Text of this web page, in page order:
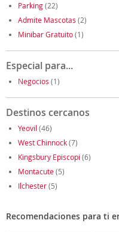
Parking(22)
Admite Mascotas (2)
Minibar Gratuito(1)
Especial para...
Negocios (1)
Destinos cercanos
Yeovil (46)
West Chinnock(7)
Kingsbury Episcopi (6)
Montacute(5)
Ilchester(5)
Recomendaciones para ti